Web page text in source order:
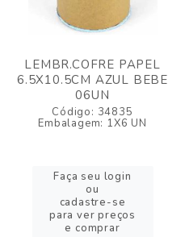
LEMBR.COFRE PAPEL
6.5X10.5CM AZUL BEBE
06UN
Código: 34835
Embalagem: 1X6 UN
Faça seu login
ou
cadastre-se
para ver preços
e comprar